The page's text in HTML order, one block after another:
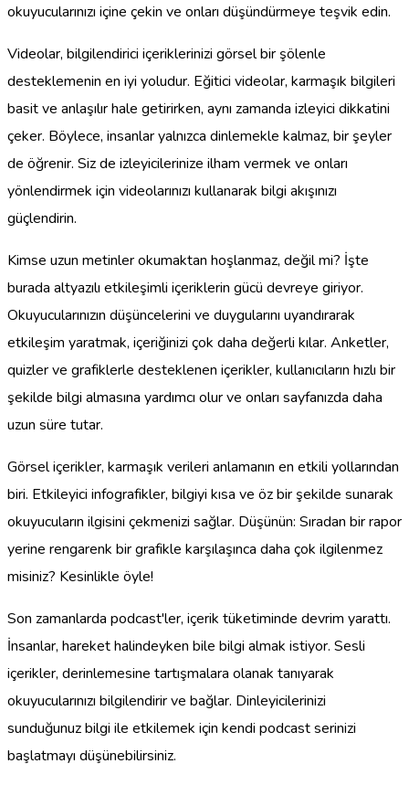
okuyucularınızı içine çekin ve onları düşündürmeye teşvik edin.
Videolar, bilgilendirici içeriklerinizi görsel bir şölenle
desteklemenin en iyi yoludur. Eğitici videolar, karmaşık bilgileri
basit ve anlaşılır hale getirirken, aynı zamanda izleyici dikkatini
çeker. Böylece, insanlar yalnızca dinlemekle kalmaz, bir şeyler
de öğrenir. Siz de izleyicilerinize ilham vermek ve onları
yönlendirmek için videolarınızı kullanarak bilgi akışınızı
güçlendirin.
Kimse uzun metinler okumaktan hoşlanmaz, değil mi? İşte
burada altyazılı etkileşimli içeriklerin gücü devreye giriyor.
Okuyucularınızın düşüncelerini ve duygularını uyandırarak
etkileşim yaratmak, içeriğinizi çok daha değerli kılar. Anketler,
quizler ve grafiklerle desteklenen içerikler, kullanıcıların hızlı bir
şekilde bilgi almasına yardımcı olur ve onları sayfanızda daha
uzun süre tutar.
Görsel içerikler, karmaşık verileri anlamanın en etkili yollarından
biri. Etkileyici infografikler, bilgiyi kısa ve öz bir şekilde sunarak
okuyucuların ilgisini çekmenizi sağlar. Düşünün: Sıradan bir rapor
yerine rengarenk bir grafikle karşılaşınca daha çok ilgilenmez
misiniz? Kesinlikle öyle!
Son zamanlarda podcast'ler, içerik tüketiminde devrim yarattı.
İnsanlar, hareket halindeyken bile bilgi almak istiyor. Sesli
içerikler, derinlemesine tartışmalara olanak tanıyarak
okuyucularınızı bilgilendirir ve bağlar. Dinleyicilerinizi
sunduğunuz bilgi ile etkilemek için kendi podcast serinizi
başlatmayı düşünebilirsiniz.